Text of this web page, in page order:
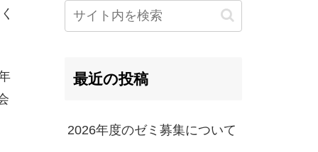
最近の投稿
2026年度のゼミ募集について